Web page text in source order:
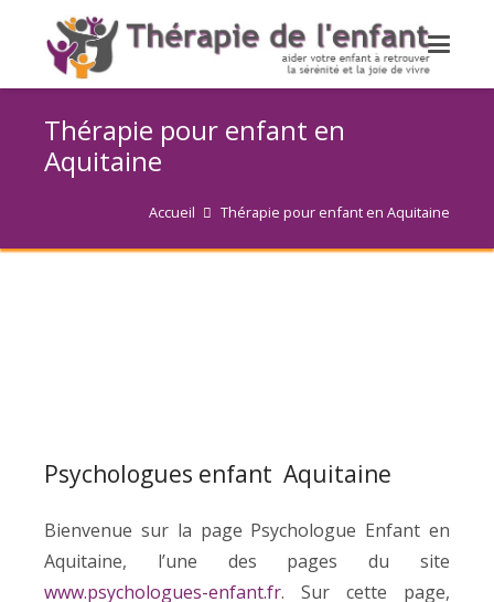
Thérapie pour enfant en
Aquitaine
Accueil Thérapie pour enfant en Aquitaine
Psychologues enfant Aquitaine
Bienvenue sur la page Psychologue Enfant en
Aquitaine, l’une des pages du site
www.psychologues-enfant.fr. Sur cette page,